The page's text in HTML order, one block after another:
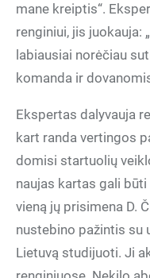
mane kreiptis“.
renginiui, jis juokauja:
labiausiai norėčiau
komanda ir
Ekspertas dalyvauja
kart randa vertingos
domisi startuolių
naujas kartas gali
vieną jų prisimena D.
nustebino pažintis su
Lietuvą studijuoti. Ji